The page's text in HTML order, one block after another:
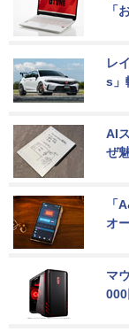
「
レ
s」
AI
ぜ
「
オ
マ
000